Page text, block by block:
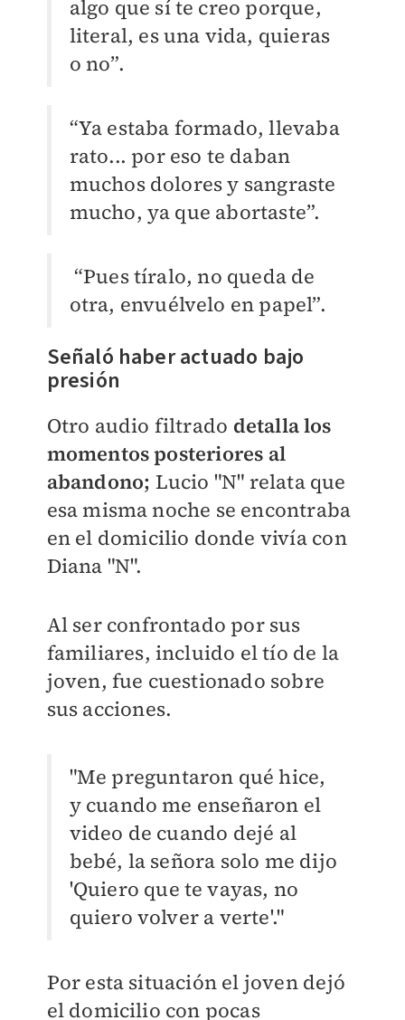
algo que sí te creo porque,
literal, es una vida, quieras
o no”.
“Ya estaba formado, llevaba
rato... por eso te daban
muchos dolores y sangraste
mucho, ya que abortaste”.
“Pues tíralo, no queda de
otra, envuélvelo en papel”.
Señaló haber actuado bajo
presión
Otro audio filtrado detalla los
momentos posteriores al
abandono; Lucio "N" relata que
esa misma noche se encontraba
en el domicilio donde vivía con
Diana "N".
Al ser confrontado por sus
familiares, incluido el tío de la
joven, fue cuestionado sobre
sus acciones.
"Me preguntaron qué hice,
y cuando me enseñaron el
video de cuando dejé al
bebé, la señora solo me dijo
'Quiero que te vayas, no
quiero volver a verte'."
Por esta situación el joven dejó
el domicilio con pocas